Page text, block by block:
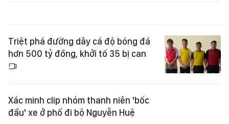
hơn 500 tỷ đồng, khởi tố 35 bị can
đầu' xe ở phố đi bộ Nguyễn Huệ